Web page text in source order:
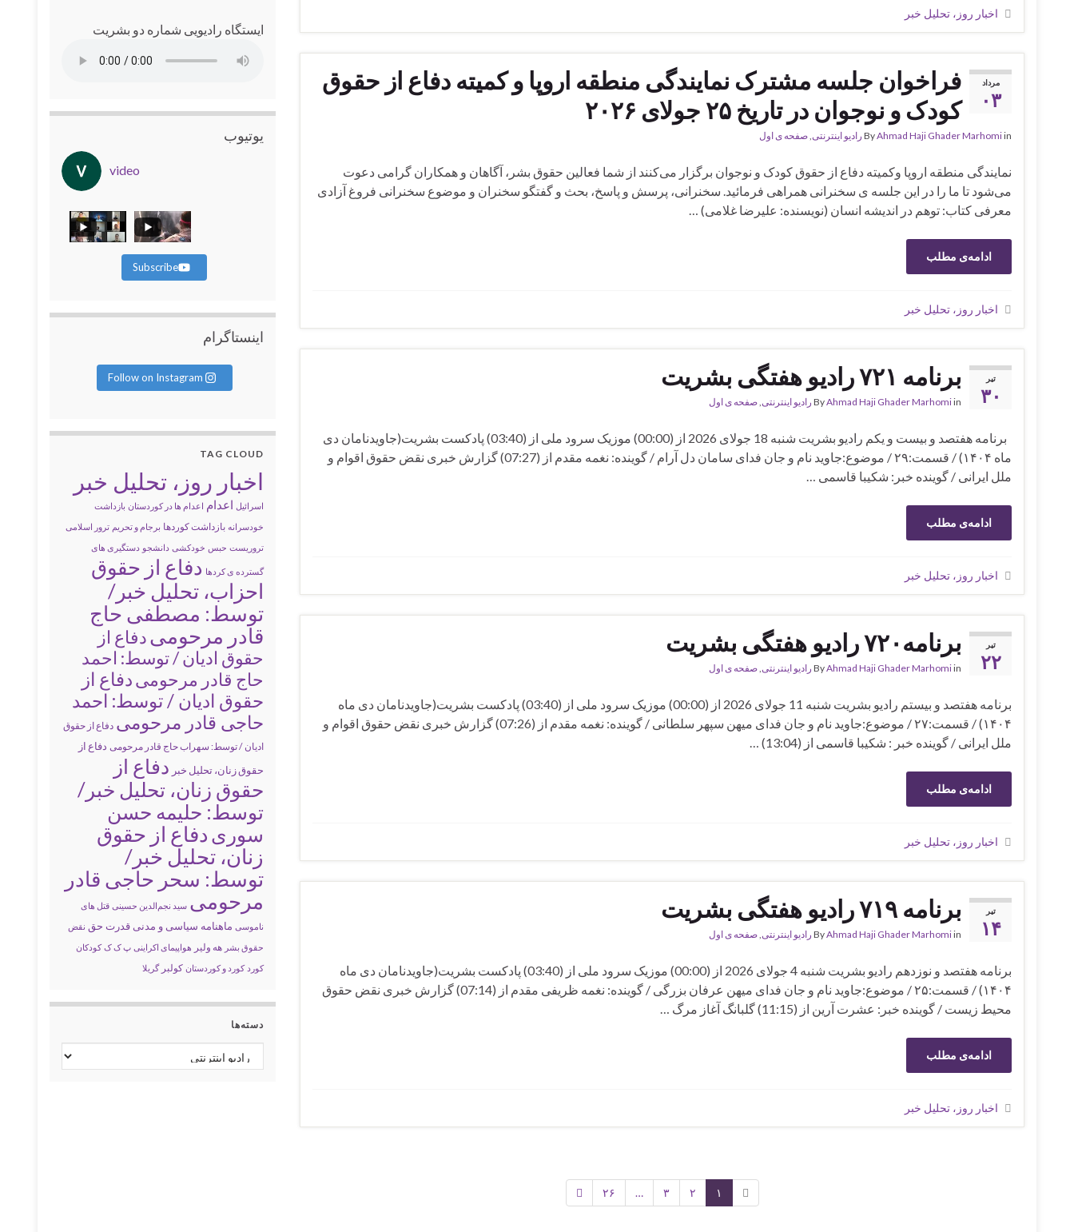
اخبار روز، تحلیل خبر
مرداد
۰۳
فراخوان جلسه مشترک نمایندگی منطقه اروپا و کمیته دفاع از حقوق
کودک و نوجوان در تاریخ ۲۵ جولای ۲۰۲۶
ByAhmad Haji Ghader Marhomiin رادیو اینترنتی,صفحه ی اول
نمایندگی منطقه اروپا وکمیته دفاع از حقوق کودک و نوجوان برگزار می‌کنند از شما فعالین حقوق بشر، آگاهان و همکاران گرامی دعوت
می‌شود تا ما را در این جلسه ی سخنرانی همراهی فرمائید. سخنرانی، پرسش و پاسخ، بحث و گفتگو سخنران و موضوع سخنرانی فروغ آزادی
معرفی کتاب: توهم در اندیشه انسان (نویسنده: علیرضا غلامی) …
ادامه‌ی مطلب
اخبار روز، تحلیل خبر
تیر
۳۰
برنامه ۷۲۱ رادیو هفتگی بشریت
ByAhmad Haji Ghader Marhomiin رادیو اینترنتی,صفحه ی اول
برنامه هفتصد و بیست و یکم رادیو بشریت شنبه 18 جولای 2026 از (00:00) موزیک سرود ملی از (03:40) پادکست بشریت(جاویدنامان دی
ماه ۱۴۰۴) / قسمت:۲۹ / موضوع:جاوید نام و جان فدای سامان دل آرام / گوینده: نغمه مقدم از (07:27) گزارش خبری نقض حقوق اقوام و
ملل ایرانی / گوینده خبر: شکیبا قاسمی …
ادامه‌ی مطلب
اخبار روز، تحلیل خبر
تیر
۲۲
برنامه۷۲۰ رادیو هفتگی بشریت
ByAhmad Haji Ghader Marhomiin رادیو اینترنتی,صفحه ی اول
برنامه هفتصد و بیستم رادیو بشریت شنبه 11 جولای 2026 از (00:00) موزیک سرود ملی از (03:40) پادکست بشریت(جاویدنامان دی ماه
۱۴۰۴) / قسمت:۲۷ / موضوع:جاوید نام و جان فدای میهن سپهر سلطانی / گوینده: نغمه مقدم از (07:26) گزارش خبری نقض حقوق اقوام و
ملل ایرانی / گوینده خبر : شکیبا قاسمی از (13:04) …
ادامه‌ی مطلب
اخبار روز، تحلیل خبر
تیر
۱۴
برنامه ۷۱۹ رادیو هفتگی بشریت
ByAhmad Haji Ghader Marhomiin رادیو اینترنتی,صفحه ی اول
برنامه هفتصد و نوزدهم رادیو بشریت شنبه 4 جولای 2026 از (00:00) موزیک سرود ملی از (03:40) پادکست بشریت(جاویدنامان دی ماه
۱۴۰۴) / قسمت:۲۵ / موضوع:جاوید نام و جان فدای میهن عرفان بزرگی / گوینده: نغمه ظریفی مقدم از (07:14) گزارش خبری نقض حقوق
محیط زیست / گوینده خبر: عشرت آرین از (11:15) گلبانگ آغاز مرگ …
ادامه‌ی مطلب
اخبار روز، تحلیل خبر
۱ ۲ ۳ … ۲۶
ایستگاه رادیویی شماره دو بشریت
یوتیوب
video
Subscribe
اینستاگرام
Follow on Instagram
TAG CLOUD
اخبار روز، تحلیل خبر
اسرائیل اعدام اعدام ها در کوردستان بازداشت
خودسرانه بازداشت کوردها برجام و تحریم ترور اسلامی
تروریست حبس خودکشی دانشجو دستگیری های
گسترده ی کردها دفاع از حقوق
احزاب، تحلیل خبر/
توسط: مصطفی حاج
قادر مرحومیدفاع از
حقوق ادیان / توسط: احمد
حاج قادر مرحومیدفاع از
حقوق ادیان / توسط: احمد
حاجی قادر مرحومی دفاع از حقوق
ادیان / توسط: سهراب حاج قادر مرحومی دفاع از
حقوق زنان، تحلیل خبر دفاع از
حقوق زنان، تحلیل خبر/
توسط: حلیمه حسن
سوری دفاع از حقوق
زنان، تحلیل خبر/
توسط: سحر حاجی قادر
مرحومی سید نجم‌الدین حسینی قتل های
ناموسی ماهنامه سیاسی و مدنی قدرت حق نقض
حقوق بشر هه ولیر هواپیمای اکراینی پ ک ک کودکان
کورد کورد و کوردستان کولبر گریلا
دسته‌ها
دسته‌ها